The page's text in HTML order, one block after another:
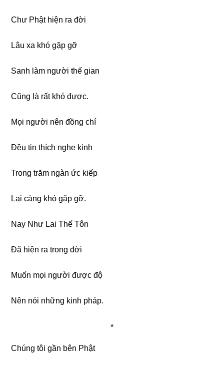
Chư Phật hiện ra đời
Lâu xa khó gặp gỡ
Sanh làm người thế gian
Cũng là rất khó được.
Mọi người nên đồng chí
Đều tin thích nghe kinh
Trong trăm ngàn ức kiếp
Lại càng khó gặp gỡ.
Nay Như Lai Thế Tôn
Đã hiện ra trong đời
Muốn mọi người được độ
Nên nói những kinh pháp.
*
Chúng tôi gần bên Phật